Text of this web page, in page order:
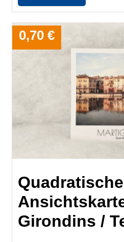
Quadratische
Girondins /
0,70 €